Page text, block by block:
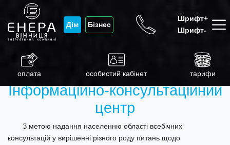
Дім Бізнес
Шрифт+
Шрифт-
оплата особистий кабінет тарифи
Інформаційно-консультаційний
центр
З метою надання населенню області всебічних
консультацій у вирішенні різного роду питань щодо